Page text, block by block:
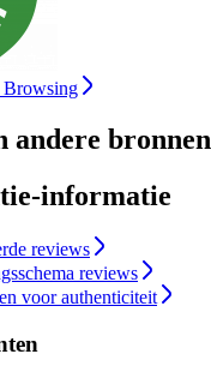
Browsing
andere bronnen
informatie
reviews
reviews
voor authenticiteit